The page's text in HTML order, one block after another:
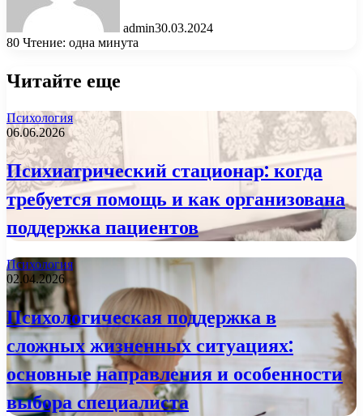
admin30.03.2024
80 Чтение: одна минута
Читайте еще
Психология
06.06.2026
Психиатрический стационар: когда
требуется помощь и как организована
поддержка пациентов
Психология
02.04.2026
Психологическая поддержка в
сложных жизненных ситуациях:
основные направления и особенности
выбора специалиста